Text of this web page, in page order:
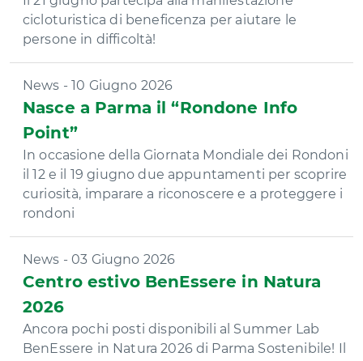
cicloturistica di beneficenza per aiutare le
persone in difficoltà!
News - 10 Giugno 2026
Nasce a Parma il “Rondone Info
Point”
In occasione della Giornata Mondiale dei Rondoni
il 12 e il 19 giugno due appuntamenti per scoprire
curiosità, imparare a riconoscere e a proteggere i
rondoni
News - 03 Giugno 2026
Centro estivo BenEssere in Natura
2026
Ancora pochi posti disponibili al Summer Lab
BenEssere in Natura 2026 di Parma Sostenibile! Il